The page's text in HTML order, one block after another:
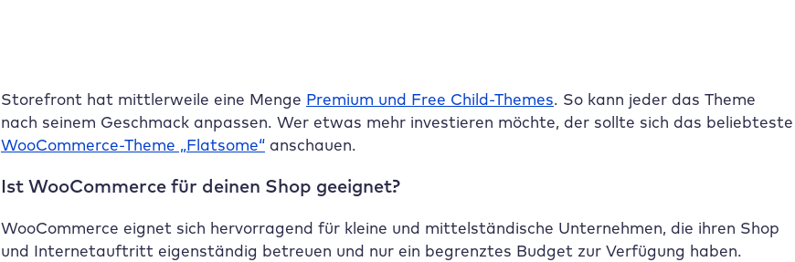
Storefront hat mittlerweile eine Menge Premium und Free Child-Themes. So kann jeder das Theme
nach seinem Geschmack anpassen. Wer etwas mehr investieren möchte, der sollte sich das beliebteste
WooCommerce-Theme „Flatsome“ anschauen.
Ist WooCommerce für deinen Shop geeignet?
WooCommerce eignet sich hervorragend für kleine und mittelständische Unternehmen, die ihren Shop
und Internetauftritt eigenständig betreuen und nur ein begrenztes Budget zur Verfügung haben.